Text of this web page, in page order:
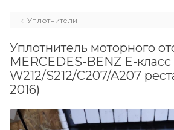
Уплотнители
Уплотнитель моторного
MERCEDES-BENZ E-класс
W212/S212/C207/A207
2016)